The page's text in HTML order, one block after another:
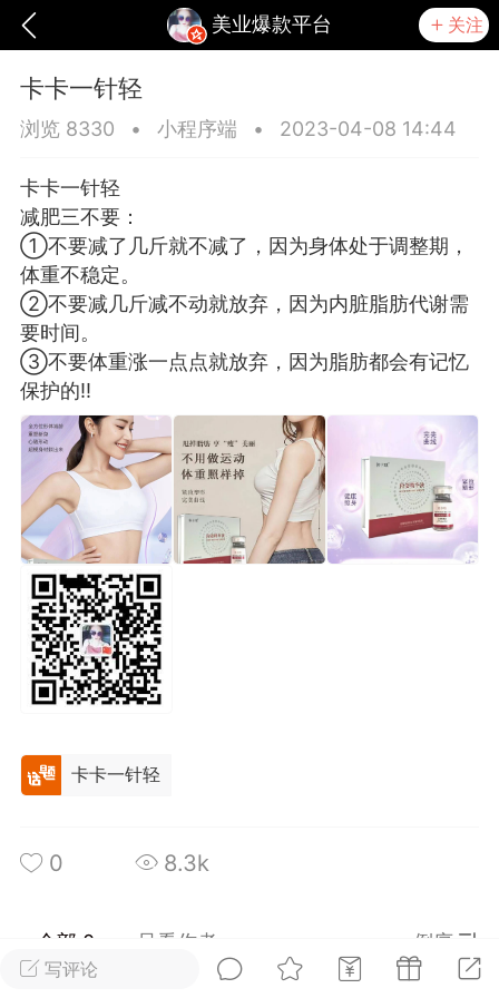
美业爆款平台 关注
爆汗熊 卡卡动能素 无创溶斑术
美业357 芯诗妍 卡卡美业
师 小熊水光
脂
卡卡动能素
建术
DRYY面膜
爆款平台 Lv.8
本/双效闪充，养出紧致小白脸！一、项
产品）×极光嫩肤啫喱（产品）这是一套
护...写评论
卡卡一针轻
浏览 8330 • 小程序端 • 2023-04-08 14:44
卡卡一针轻
减肥三不要：
①不要减了几斤就不减了，因为身体处于调整期，
体重不稳定。
②不要减几斤减不动就放弃，因为内脏脂肪代谢需
要时间。
③不要体重涨一点点就放弃，因为脂肪都会有记忆
保护的‼
卡卡一针轻
0 8.3k
全部 0 只看作者 倒序